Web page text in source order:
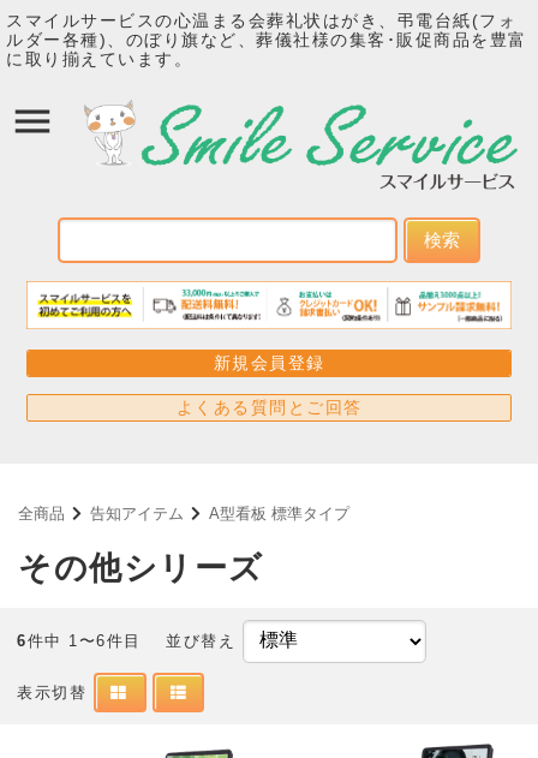
スマイルサービスの心温まる会葬礼状はがき、弔電台紙(フォ
ルダー各種)、のぼり旗など、葬儀社様の集客･販促商品を豊富
に取り揃えています。
検索
新規会員登録
よくある質問とご回答
全商品 告知アイテム A型看板 標準タイプ
その他シリーズ
6件中 1〜6件目 並び替え
表示切替